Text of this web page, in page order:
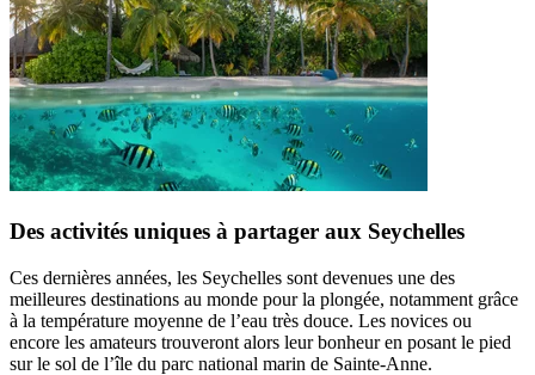
Des activités uniques à partager aux Seychelles
Ces dernières années, les Seychelles sont devenues une des
meilleures destinations au monde pour la plongée, notamment grâce
à la température moyenne de l’eau très douce. Les novices ou
encore les amateurs trouveront alors leur bonheur en posant le pied
sur le sol de l’île du parc national marin de Sainte-Anne.